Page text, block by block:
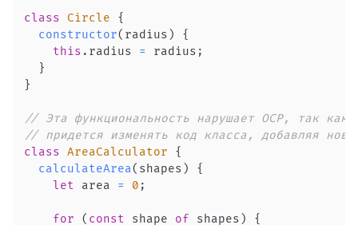
class Circle
{
constructor( radius )
{
this . radius = radius ;
}
}
// Эта функциональность нарушает OCP, так как
// придется изменять код класса, добавляя
class AreaCalculator
{
calculateArea( shapes )
{
let area = 0 ;
for ( const shape of shapes )
{